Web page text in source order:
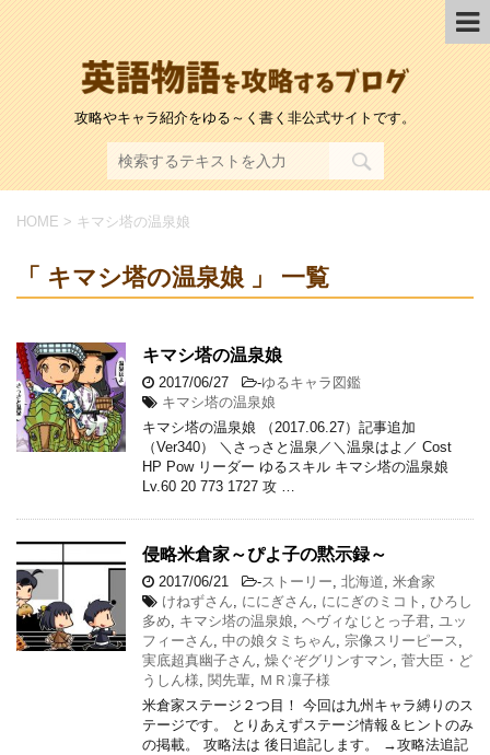
攻略やキャラ紹介をゆる～く書く非公式サイトです。
HOME > キマシ塔の温泉娘
「 キマシ塔の温泉娘 」 一覧
キマシ塔の温泉娘
2017/06/27 -ゆるキャラ図鑑
キマシ塔の温泉娘
キマシ塔の温泉娘 （2017.06.27）記事追加
（Ver340） ＼さっさと温泉／＼温泉はよ／ Cost
HP Pow リーダー ゆるスキル キマシ塔の温泉娘
Lv.60 20 773 1727 攻 …
侵略米倉家～ぴよ子の黙示録～
2017/06/21 -ストーリー, 北海道, 米倉家
けねずさん, ににぎさん, ににぎのミコト , ひろし
多め, キマシ塔の温泉娘, ヘヴィなじとっ子君, ユッ
フィーさん, 中の娘タミちゃん, 宗像スリーピース ,
実底超真幽子さん, 燥ぐぞグリンすマン, 菅大臣・ど
うしん様, 関先輩, ＭＲ凜子様
米倉家ステージ２つ目！ 今回は九州キャラ縛りのス
テージです。 とりあえずステージ情報＆ヒントのみ
の掲載。 攻略法は 後日追記します。 →攻略法追記